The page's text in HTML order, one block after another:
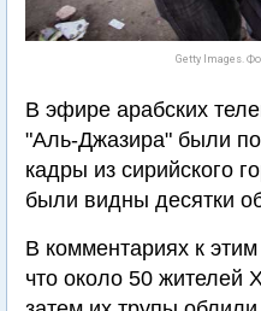
Getty Images.
В эфире арабских
"Аль-Джазира" были
кадры из сирийского
были видны десятки
В комментариях к
что около 50 жителей